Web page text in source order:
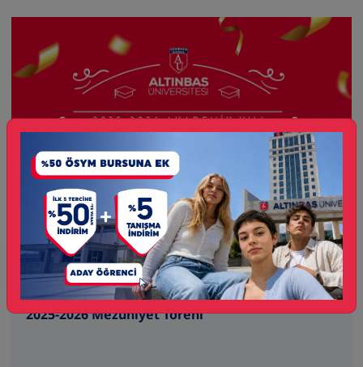
14
Haz
ETKİNLİK
2025-2026 Mezuniyet Töreni